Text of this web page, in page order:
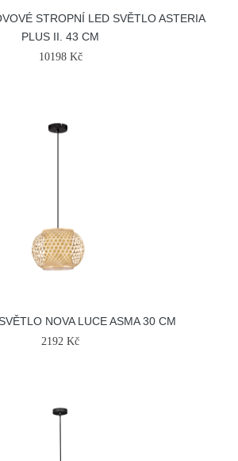
STROPNÍ LED SVĚTLO ASTERIA
PLUS II. 43 CM
10198 Kč
NOVA LUCE ASMA 30 CM
2192 Kč